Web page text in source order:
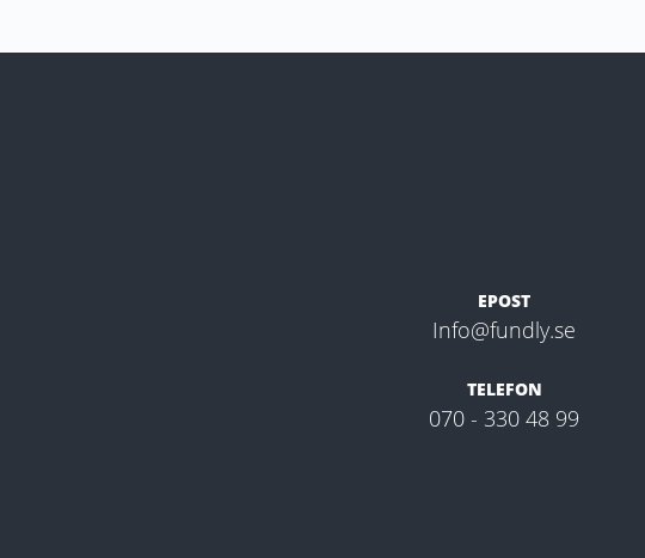
EPOST
Info@fundly.se
TELEFON
070 - 330 48 99